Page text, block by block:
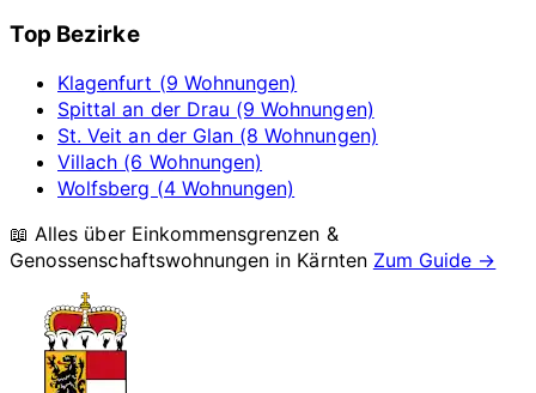
Top Bezirke
Klagenfurt (9 Wohnungen)
Spittal an der Drau (9 Wohnungen)
St. Veit an der Glan (8 Wohnungen)
Villach (6 Wohnungen)
Wolfsberg (4 Wohnungen)
📖 Alles über Einkommensgrenzen &
Genossenschaftswohnungen in Kärnten Zum Guide →